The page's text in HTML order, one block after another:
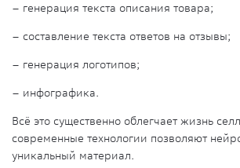
– генерация текста описания товара;
– составление текста ответов на отзывы;
– генерация логотипов;
– инфографика.
Всё это существенно облегчает жизнь
современные технологии позволяют
уникальный материал.